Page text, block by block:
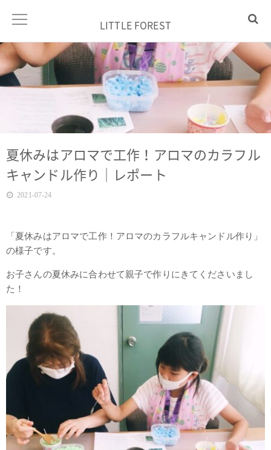
LITTLE FOREST
夏休みはアロマで工作！アロマのカラフル
キャンドル作り｜レポート
2021-07-24
「夏休みはアロマで工作！アロマのカラフルキャンドル作り」
の様子です。
お子さんの夏休みに合わせて親子で作りにきてくださいまし
た！